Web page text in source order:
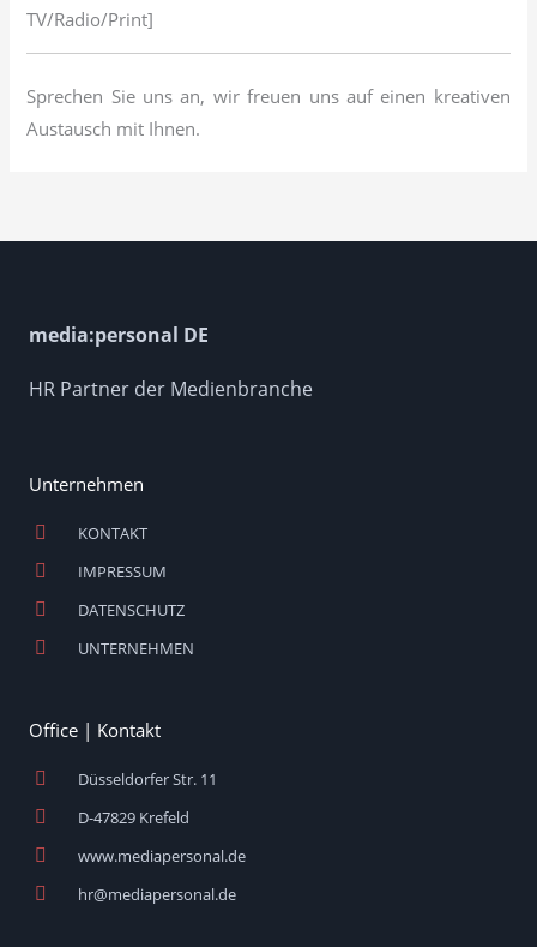
TV/Radio/Print]
Sprechen Sie uns an, wir freuen uns auf einen kreativen
Austausch mit Ihnen.
media:personal DE
HR Partner der Medienbranche
Unternehmen
KONTAKT
IMPRESSUM
DATENSCHUTZ
UNTERNEHMEN
Office | Kontakt
Düsseldorfer Str. 11
D-47829 Krefeld
www.mediapersonal.de
hr@mediapersonal.de